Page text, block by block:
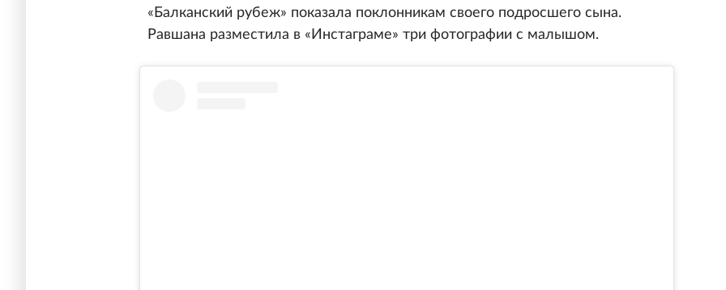
«Балканский рубеж» показала поклонникам своего подросшего сына.
Равшана разместила в «Инстаграме» три фотографии с малышом.